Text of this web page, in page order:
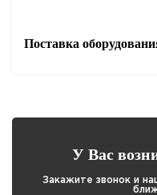
Поставка
У Вас
Закажите звонок и